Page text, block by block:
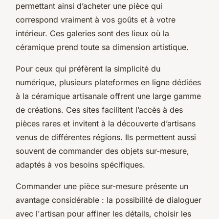
permettant ainsi d’acheter une pièce qui
correspond vraiment à vos goûts et à votre
intérieur. Ces galeries sont des lieux où la
céramique prend toute sa dimension artistique.
Pour ceux qui préfèrent la simplicité du
numérique, plusieurs plateformes en ligne dédiées
à la céramique artisanale offrent une large gamme
de créations. Ces sites facilitent l’accès à des
pièces rares et invitent à la découverte d’artisans
venus de différentes régions. Ils permettent aussi
souvent de commander des objets sur-mesure,
adaptés à vos besoins spécifiques.
Commander une pièce sur-mesure présente un
avantage considérable : la possibilité de dialoguer
avec l'artisan pour affiner les détails, choisir les